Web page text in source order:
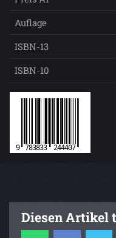
Auflage
ISBN-13
ISBN-10
Diesen Artikel